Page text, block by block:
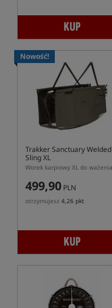
KUP
Nowość!
Trakker Sanctuary Welded
Sling XL
499,90 PLN
otrzymujesz 4,26 pkt
KUP